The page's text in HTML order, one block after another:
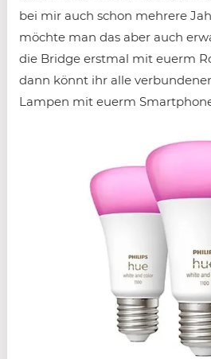
bei mir auch schon mehrere
möchte man das aber auch
die Bridge erstmal mit euerm
dann könnt ihr alle
Lampen mit euerm